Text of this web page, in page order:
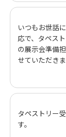
いつもお世話
応で、タペス
の展示会準備
せていただきま
タペストリー
す。